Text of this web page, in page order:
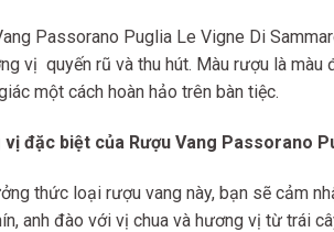
Passorano Puglia Le Vigne Di
vị quyến rũ và thu hút. Màu rượu là
một cách hoàn hảo trên bàn tiệc.
vị đặc biệt của Rượu Vang Passorano
thức loại rượu vang này, bạn sẽ cảm
anh đào với vị chua và hương vị từ trái